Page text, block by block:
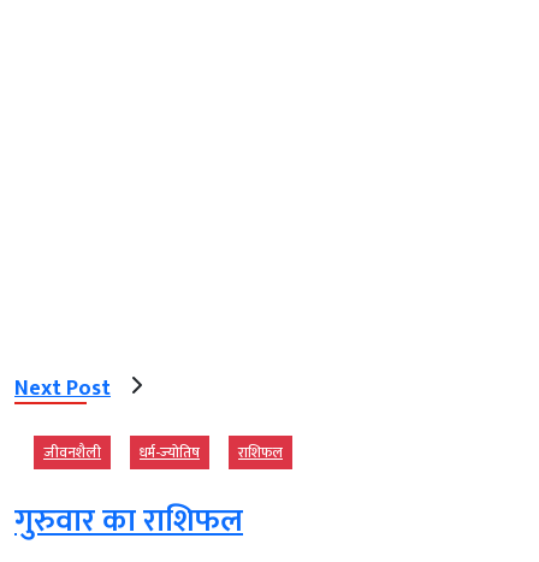
Next Post
जीवनशैली धर्म-ज्‍योतिष राशिफल
गुरुवार का राशिफल